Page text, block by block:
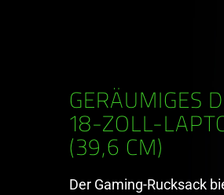
GERÄUMIGES
18-ZOLL-
(39,6 CM)
Der Gaming-Rucksack